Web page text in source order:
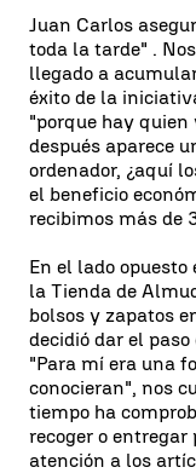
Juan Carlos
toda la tarde" .
llegado a
éxito de la
"porque hay quien
después aparece
ordenador, ¿aquí
el beneficio
recibimos más de
En el lado
la Tienda de
bolsos y zapatos
decidió dar el
"Para mí era una
conocieran", nos
tiempo ha
recoger o
atención a los